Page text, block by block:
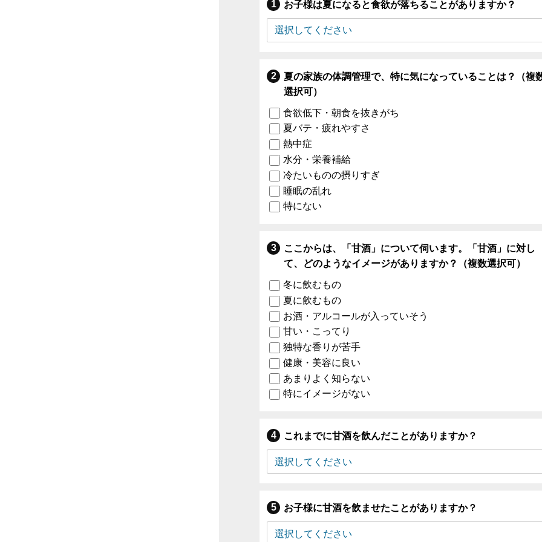
お子様は夏になると食欲が落ちることがありますか？
夏の家族の体調管理で、特に気になっていることは？（複
選択可）
食欲低下・朝食を抜きがち
夏バテ・疲れやすさ
熱中症
水分・栄養補給
冷たいものの摂りすぎ
睡眠の乱れ
特にない
ここからは、「甘酒」について伺います。「甘酒」に対し
て、どのようなイメージがありますか？（複数選択可）
冬に飲むもの
夏に飲むもの
お酒・アルコールが入っていそう
甘い・こってり
独特な香りが苦手
健康・美容に良い
あまりよく知らない
特にイメージがない
これまでに甘酒を飲んだことがありますか？
お子様に甘酒を飲ませたことがありますか？